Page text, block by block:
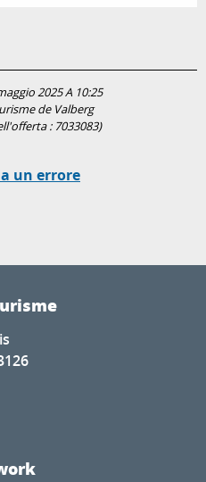
2025 A 10:25
de Valberg
: 7033083)
un errore